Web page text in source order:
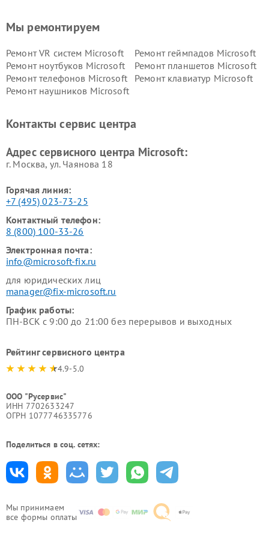
Мы принимаем
все формы оплаты
Мы ремонтируем
Ремонт VR систем Microsoft
Ремонт геймпадов Microsoft
Ремонт ноутбуков Microsoft
Ремонт планшетов Microsoft
Ремонт телефонов Microsoft
Ремонт клавиатур Microsoft
Ремонт наушников Microsoft
Контакты сервис центра
Адрес сервисного центра Microsoft:
г. Москва, ул. Чаянова 18
Горячая линия:
+7 (495) 023-73-25
Контактный телефон:
8 (800) 100-33-26
Электронная почта:
info@microsoft-fix.ru
для юридических лиц
manager@fix-microsoft.ru
График работы:
ПН-ВСК с 9:00 до 21:00 без перерывов и выходных
Рейтинг сервисного центра
4.9-5.0
ООО "Русервис"
ИНН 7702633247
ОГРН 1077746335776
Поделиться в соц. сетях: